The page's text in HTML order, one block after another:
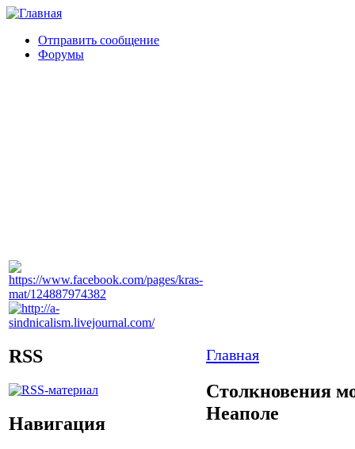
Отправить сообщение
Форумы
RSS
Навигация
Главная
Столкновения
Неаполе